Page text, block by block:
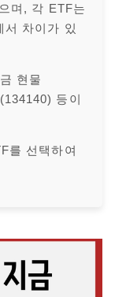
며, 각 ETF는
서 차이가 있
현물
등이
를 선택하여